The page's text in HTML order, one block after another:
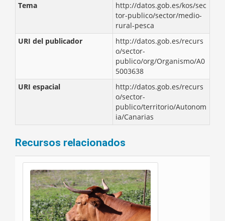
Tema
http://datos.gob.es/kos/sec
tor-publico/sector/medio-
rural-pesca
URI del publicador
http://datos.gob.es/recurs
o/sector-
publico/org/Organismo/A0
5003638
URI espacial
http://datos.gob.es/recurs
o/sector-
publico/territorio/Autonom
ia/Canarias
Recursos relacionados